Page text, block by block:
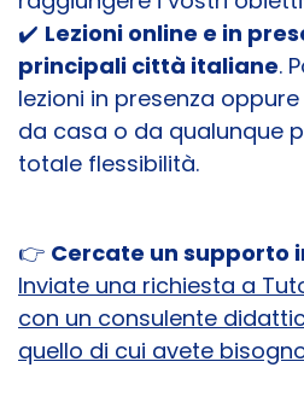
✔️ Lezioni online e in
principali città italiane.
lezioni in presenza
da casa o da qualunque
totale flessibilità.
👉 Cercate un supporto
Inviate una richiesta a
con un consulente
quello di cui avete